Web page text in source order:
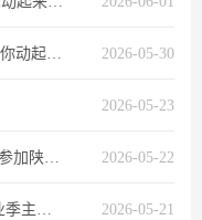
意犹未尽！我校举办“青春无限彩，‘油’你动起来”趣味运动活力节 2026-05-30
2026-05-23
以舞为媒，以讲为桥——大学生艺术团参加陕西省文化和旅游厅“文旅讲堂”活动纪实 2026-05-22
声动盛夏 逐梦远航 | 2026届毕业生“毕业季主题活动暨第二届歌手大赛”（初赛）圆满结束！ 2026-05-21